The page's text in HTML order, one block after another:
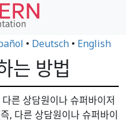
• Deutsch • English
는 방법
른 상담원이나 슈퍼바이저
, 다른 상담원이나 슈퍼바이